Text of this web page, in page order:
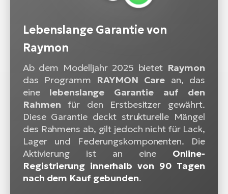
Lebenslange Garantie von
Raymon
Ab dem Modelljahr 2025 bietet Raymon
das Programm RAYMON Care an, das
einelebenslange Garantie auf den
Rahmen für den Erstbesitzer gewährt.
Diese Garantie deckt strukturelle Mängel
des Rahmens ab, gilt jedoch nicht für Lack,
Lager und Federungskomponenten. Die
Aktivierung ist an eine Online-
Registrierung innerhalb von 90 Tagen
nach dem Kauf gebunden.